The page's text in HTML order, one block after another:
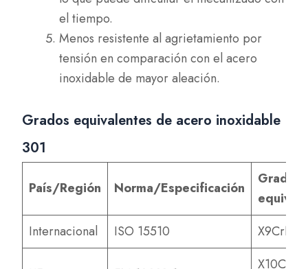
el tiempo.
Menos resistente al agrietamiento por
tensión en comparación con el acero
inoxidable de mayor aleación.
Grados equivalentes de acero inoxidable
301
País/Región Norma/Especificación
Grado
Internacional
ISO 15510